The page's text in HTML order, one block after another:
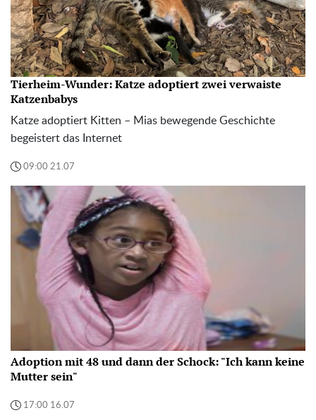
Tierheim-Wunder: Katze adoptiert zwei verwaiste
Katzenbabys
Katze adoptiert Kitten – Mias bewegende Geschichte
begeistert das Internet
09:00 21.07
Adoption mit 48 und dann der Schock: "Ich kann keine
Mutter sein"
17:00 16.07